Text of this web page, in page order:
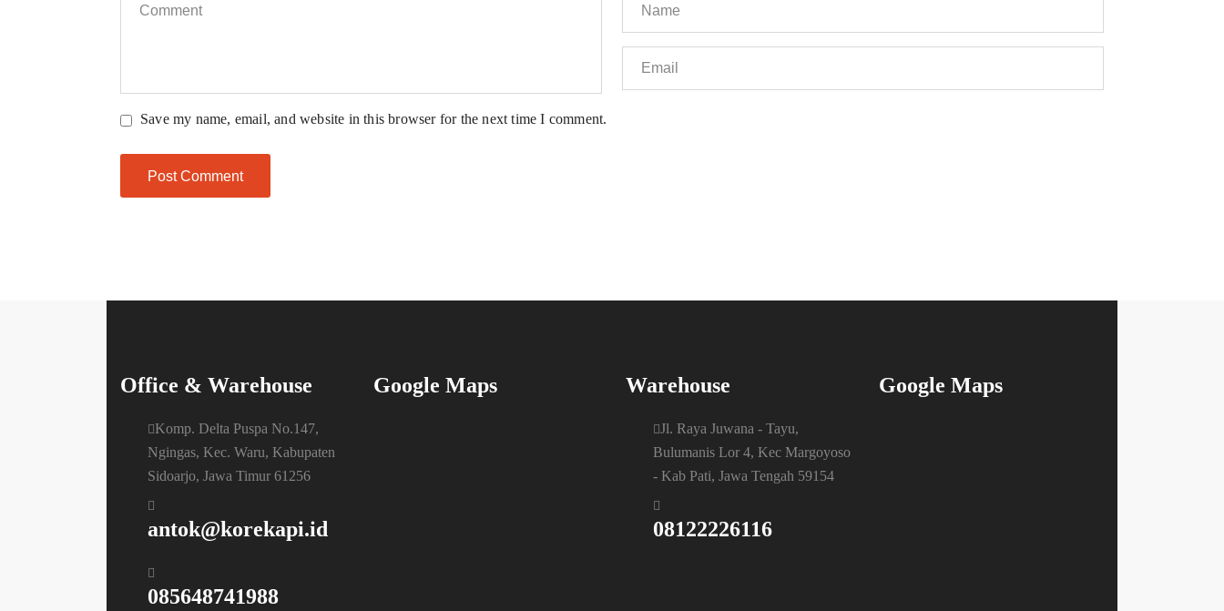
Save my name, email, and website in this browser for the next time I comment.
Office & Warehouse
Komp. Delta Puspa No.147,
Ngingas, Kec. Waru, Kabupaten
Sidoarjo, Jawa Timur 61256
antok@korekapi.id
085648741988
Google Maps Warehouse
Jl. Raya Juwana - Tayu,
Bulumanis Lor 4, Kec Margoyoso
- Kab Pati, Jawa Tengah 59154
08122226116
Google Maps